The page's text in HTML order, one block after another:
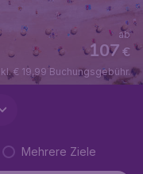
€
107
ab
€ 19,99 Buchungsgebühr.
Mehrere Ziele